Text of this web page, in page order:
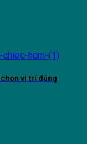
vị trí đúng